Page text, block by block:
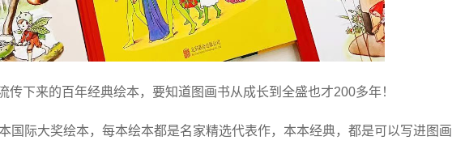
传下来的百年经典绘本，要知道图画书从成长到全盛也才200多年！
国际大奖绘本，每本绘本都是名家精选代表作，本本经典，都是可以写进图画